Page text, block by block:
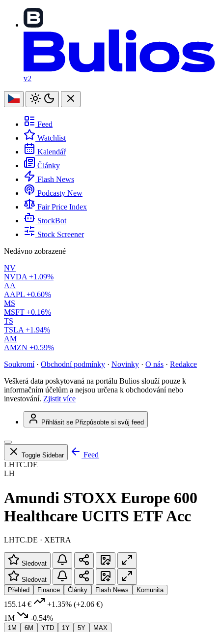
v2
Feed
Watchlist
Kalendář
Články
Flash News
Podcasty New
Fair Price Index
StockBot
Stock Screener
Nedávno zobrazené
NV
NVDA +1.09%
AA
AAPL +0.60%
MS
MSFT +0.16%
TS
TSLA +1.94%
AM
AMZN +0.59%
Soukromí · Obchodní podmínky · Novinky · O nás · Redakce
Veškerá data poskytovaná na portálu Bulios slouží pouze k
informačním účelům a nejsou určena k obchodování nebo
investování. Zjistit více
Přihlásit se Přizpůsobte si svůj feed
Toggle Sidebar
Feed
LHTC.DE
LH
Amundi STOXX Europe 600
Healthcare UCITS ETF Acc
LHTC.DE · XETRA
Sledovat
Sledovat
Přehled
Finance Články Flash News Komunita
155.14 € +1.35% (+2.06 €)
1M
-0.54%
1M 6M YTD 1Y 5Y MAX